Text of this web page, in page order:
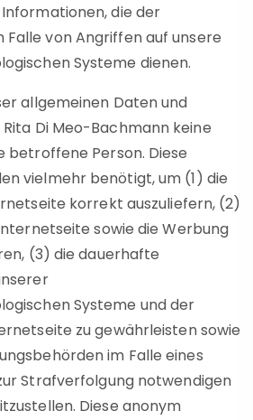
die der
von Angriffen auf unsere
Systeme dienen.
allgemeinen Daten und
Di Meo-Bachmann keine
betroffene Person. Diese
vielmehr benötigt, um (1) die
korrekt auszuliefern, (2)
sowie die Werbung
(3) die dauerhafte
Systeme und der
zu gewährleisten sowie
im Falle eines
Strafverfolgung notwendigen
Diese anonym